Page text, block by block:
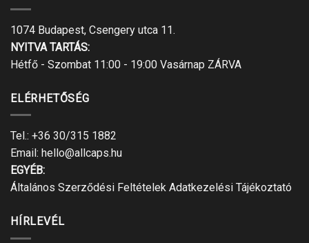
1074 Budapest, Csengery utca 11.
NYITVA TARTÁS:
Hétfő - Szombat 11:00 - 19:00 Vasárnap ZÁRVA
ELÉRHETŐSÉG
Tel.: +36 30/315 1882
Email: hello@allcaps.hu
EGYÉB:
Általános Szerződési Feltételek Adatkezelési Tájékoztató
HÍRLEVÉL